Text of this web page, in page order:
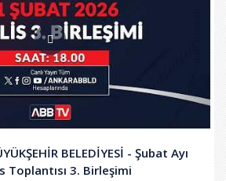
BELEDİYESİ - Şubat Ayı
Toplantısı 3. Birleşimi